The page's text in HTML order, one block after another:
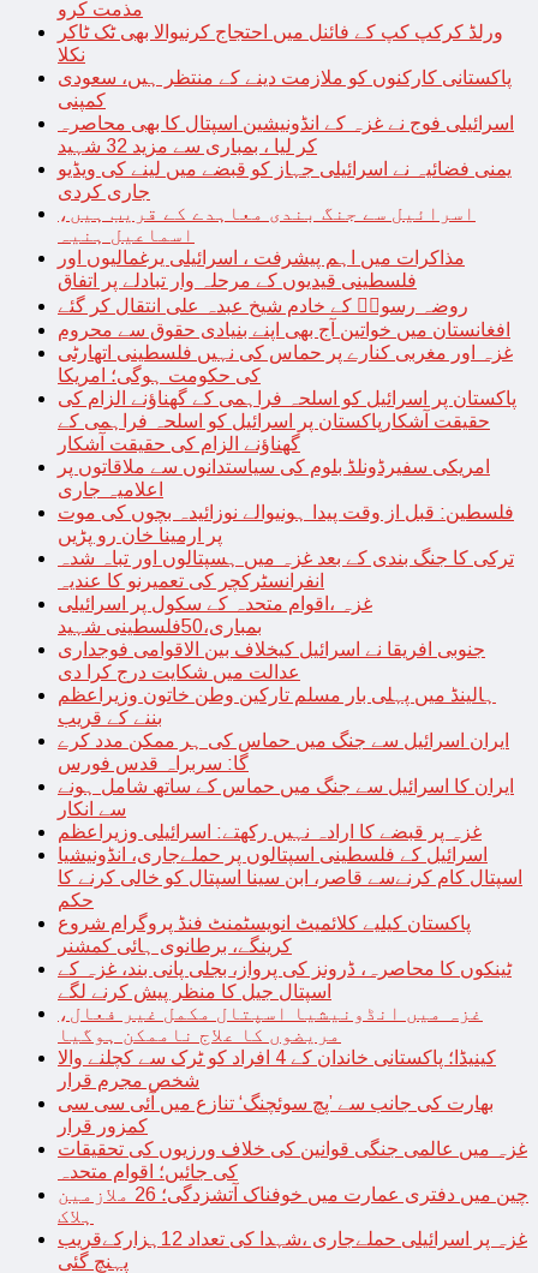
مذمت کرو
ورلڈ کرکپ کپ کے فائنل میں احتجاج کرنیوالا بھی ٹک ٹاکر
نکلا
پاکستانی کارکنوں کو ملازمت دینے کے منتظر ہیں، سعودی
کمپنی
اسرائیلی فوج نے غزہ کے انڈونیشین اسپتال کا بھی محاصرہ
کر لیا ، بمباری سے مزید 32 شہید
یمنی فضائیہ نے اسرائیلی جہاز کو قبضے میں لینے کی ویڈیو
جاری کردی
اسرائیل سے جنگ بندی معاہدے کے قریب ہیں،
اسماعیل ہنیہ
مذاکرات میں اہم پیشرفت ، اسرائیلی یرغمالیوں اور
فلسطینی قیدیوں کے مرحلہ وار تبادلے پر اتفاق
روضہ رسولؐ کے خادم شیخ عبدہ علی انتقال کر گئے
افغانستان میں خواتین آج بھی اپنے بنیادی حقوق سے محروم
غزہ اور مغربی کنارے پر حماس کی نہیں فلسطینی اتھارٹی
کی حکومت ہوگی؛ امریکا
پاکستان پر اسرائیل کو اسلحہ فراہمی کے گھناؤنے الزام کی
حقیقت آشکارپاکستان پر اسرائیل کو اسلحہ فراہمی کے
گھناؤنے الزام کی حقیقت آشکار
امریکی سفیرڈونلڈ بلوم کی سیاستدانوں سے ملاقاتوں پر
اعلامیہ جاری
فلسطین: قبل از وقت پیدا ہونیوالے نوزائیدہ بچوں کی موت
پر ارمینا خان رو پڑیں
ترکی کا جنگ بندی کے بعد غزہ میں ہسپتالوں اور تباہ شدہ
انفرانسٹرکچر کی تعمیرنو کا عندیہ
غزہ ،اقوام متحدہ کے سکول پر اسرائیلی
بمباری،50فلسطینی شہید
جنوبی افریقا نے اسرائیل کیخلاف بین الاقوامی فوجداری
عدالت میں شکایت درج کرا دی
ہالینڈ میں پہلی بار مسلم تارکین وطن خاتون وزیراعظم
بننے کے قریب
ایران اسرائیل سے جنگ میں حماس کی ہر ممکن مدد کرے
گا: سربراہ قدس فورس
ایران کا اسرائیل سے جنگ میں حماس کے ساتھ شامل ہونے
سے انکار
غزہ پر قبضے کا ارادہ نہیں رکھتے: اسرائیلی وزیراعظم
اسرائیل کے فلسطینی اسپتالوں پر حملےجاری، انڈونیشیا
اسپتال کام کرنےسے قاصر، ابن سینا اسپتال کو خالی کرنے کا
حکم
پاکستان کیلیے کلائمیٹ انویسٹمنٹ فنڈ پروگرام شروع
کرینگے، برطانوی ہائی کمشنر
ٹینکوں کا محاصرہ، ڈرونز کی پرواز، بجلی پانی بند، غزہ کے
اسپتال جیل کا منظر پیش کرنے لگے
غزہ میں انڈونیشیا اسپتال مکمل غیر فعال،
مریضوں کا علاج ناممکن ہوگیا
کینیڈا؛ پاکستانی خاندان کے 4 افراد کو ٹرک سے کچلنے والا
شخص مجرم قرار
بھارت کی جانب سے ’پچ سوئچنگ‘ تنازع میں آئی سی سی
کمزور قرار
غزہ میں عالمی جنگی قوانین کی خلاف ورزیوں کی تحقیقات
کی جائیں؛ اقوام متحدہ
چین میں دفتری عمارت میں خوفناک آتشزدگی؛ 26 ملازمین
ہلاک
غزہ پر اسرائیلی حملےجاری ،شہدا کی تعداد 12ہزارکےقریب
پہنچ گئی